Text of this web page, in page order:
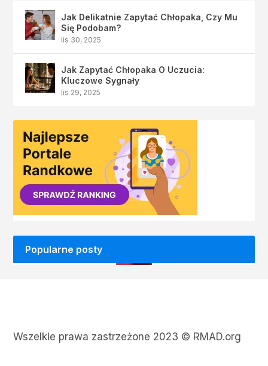
Jak Delikatnie Zapytać Chłopaka, Czy Mu
Się Podobam?
lis 30, 2025
Jak Zapytać Chłopaka O Uczucia:
Kluczowe Sygnały
lis 29, 2025
Popularne posty
Wszelkie prawa zastrzeżone 2023 © RMAD.org